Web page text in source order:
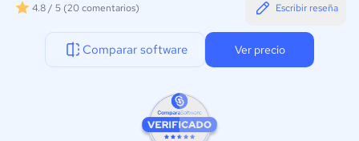
4.8 / 5 (20 comentarios) Escribir reseña
Comparar software Ver precio